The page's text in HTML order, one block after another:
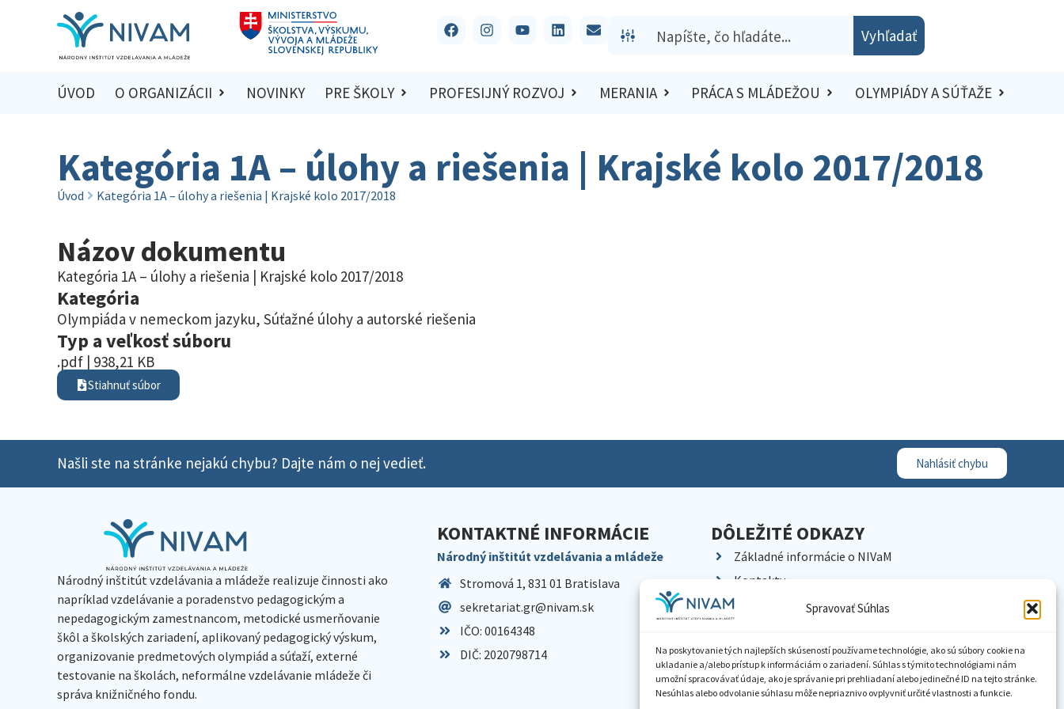
Spravovať Súhlas
Na poskytovanie tých najlepších skúseností používame technológie, ako sú súbory cookie na
ukladanie a/alebo prístup k informáciám o zariadení. Súhlas s týmito technológiami nám
umožní spracovávať údaje, ako je správanie pri prehliadaní alebo jedinečné ID na tejto stránke.
Nesúhlas alebo odvolanie súhlasu môže nepriaznivo ovplyvniť určité vlastnosti a funkcie.
Vyhľadať
ÚVOD O ORGANIZÁCII NOVINKY PRE ŠKOLY PROFESIJNÝ ROZVOJ MERANIA PRÁCA S MLÁDEŽOU OLYMPIÁDY A SÚŤAŽE
Kategória 1A – úlohy a riešenia | Krajské kolo 2017/2018
Úvod Kategória 1A – úlohy a riešenia | Krajské kolo 2017/2018
Názov dokumentu
Kategória 1A – úlohy a riešenia | Krajské kolo 2017/2018
Kategória
Olympiáda v nemeckom jazyku, Súťažné úlohy a autorské riešenia
Typ a veľkosť súboru
.pdf | 938,21 KB
Stiahnuť súbor
Našli ste na stránke nejakú chybu? Dajte nám o nej vedieť. Nahlásiť chybu
Národný inštitút vzdelávania a mládeže realizuje činnosti ako
napríklad vzdelávanie a poradenstvo pedagogickým a
nepedagogickým zamestnancom, metodické usmerňovanie
škôl a školských zariadení, aplikovaný pedagogický výskum,
organizovanie predmetových olympiád a súťaží, externé
testovanie na školách, neformálne vzdelávanie mládeže či
správa knižničného fondu.
KONTAKTNÉ INFORMÁCIE
Národný inštitút vzdelávania a mládeže
Stromová 1, 831 01 Bratislava
sekretariat.gr@nivam.sk
IČO: 00164348
DIČ: 2020798714
DÔLEŽITÉ ODKAZY
Základné informácie o NIVaM
Kontakty
Kariéra
Pracoviská NIVaM
Dokumenty inštitúcie
Knižnica